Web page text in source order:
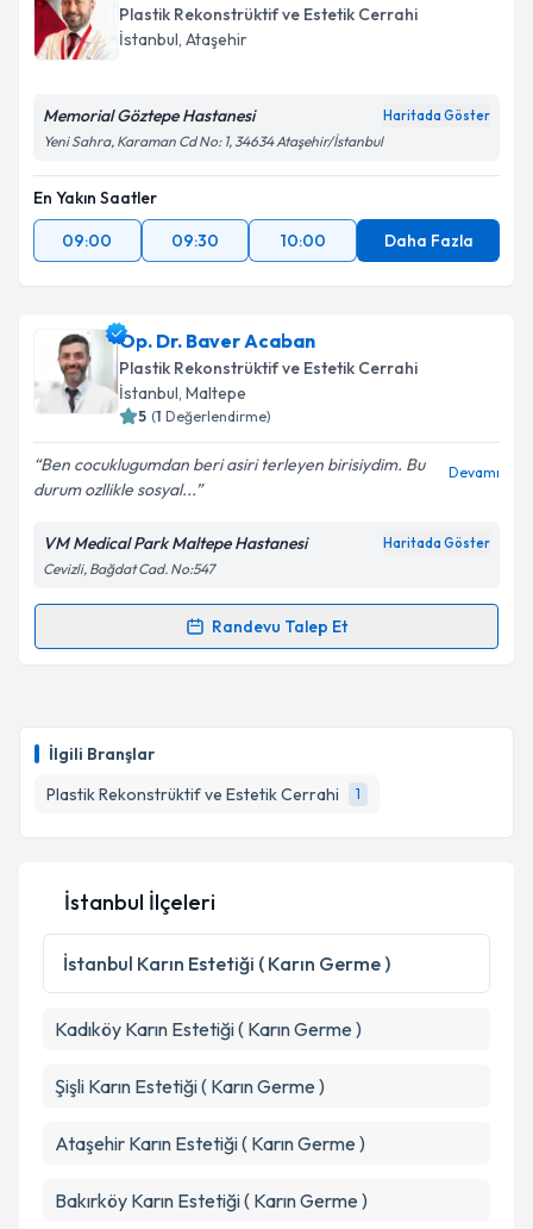
İlgili Branşlar
Plastik Rekonstrüktif ve Estetik Cerrahi
1
Plastik Rekonstrüktif ve Estetik Cerrahi
İstanbul, Ataşehir
Memorial Göztepe Hastanesi Haritada Göster
Yeni Sahra, Karaman Cd No: 1, 34634 Ataşehir/İstanbul
En Yakın Saatler
09:00
09:30 10:00 Daha Fazla
Op. Dr. Baver Acaban
Plastik Rekonstrüktif ve Estetik Cerrahi
İstanbul, Maltepe
5 (1 Değerlendirme)
Ben cocuklugumdan beri asiri terleyen birisiydim. Bu
durum ozllikle sosyal...
Devamı
VM Medical Park Maltepe Hastanesi Haritada Göster
Cevizli, Bağdat Cad. No:547
Randevu Talep Et
Randevu Takvimi Talebi
takvim hazırlandığında e-posta ile bilgilendireceğiz.
Kişisel verilerimin işlenmesine ilişkinAydınlatma
Metni
'ni okudum ve kişisel verilerimin belirtilen
kapsamda işlenmesini kabul ediyorum.
İstanbul İlçeleri
İstanbul Karın Estetiği ( Karın Germe )
Kadıköy Karın Estetiği ( Karın Germe )
Şişli Karın Estetiği ( Karın Germe )
Ataşehir Karın Estetiği ( Karın Germe )
Bakırköy Karın Estetiği ( Karın Germe )